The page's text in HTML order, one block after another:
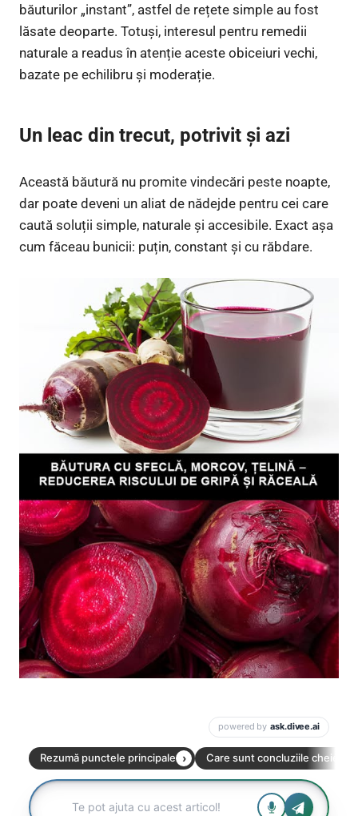
băuturilor „instant”, astfel de rețete simple au fost
lăsate deoparte. Totuși, interesul pentru remedii
naturale a readus în atenție aceste obiceiuri vechi,
bazate pe echilibru și moderație.
Un leac din trecut, potrivit și azi
Această băutură nu promite vindecări peste noapte,
dar poate deveni un aliat de nădejde pentru cei care
caută soluții simple, naturale și accesibile. Exact așa
cum făceau bunicii: puțin, constant și cu răbdare.